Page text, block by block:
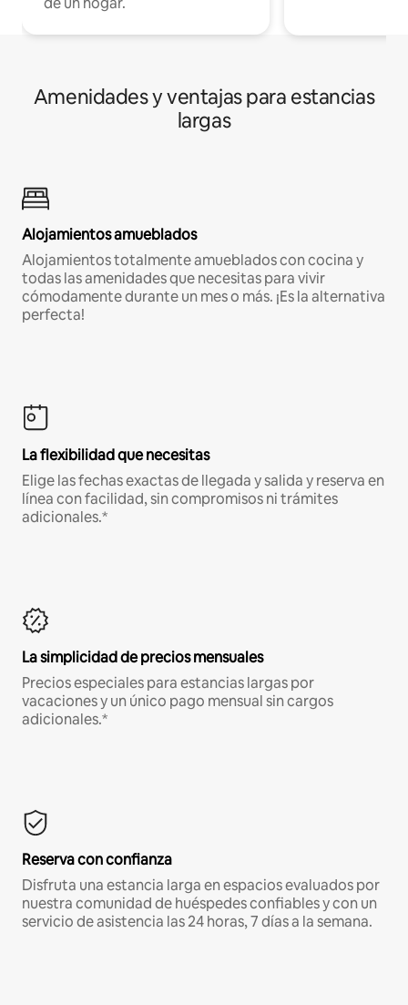
Amenidades y ventajas para estancias
largas
Alojamientos amueblados
Alojamientos totalmente amueblados con cocina y
todas las amenidades que necesitas para vivir
cómodamente durante un mes o más. ¡Es la alternativa
perfecta!
La flexibilidad que necesitas
Elige las fechas exactas de llegada y salida y reserva en
línea con facilidad, sin compromisos ni trámites
adicionales.*
La simplicidad de precios mensuales
Precios especiales para estancias largas por
vacaciones y un único pago mensual sin cargos
adicionales.*
Reserva con confianza
Disfruta una estancia larga en espacios evaluados por
nuestra comunidad de huéspedes confiables y con un
servicio de asistencia las 24 horas, 7 días a la semana.